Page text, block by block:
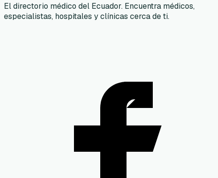
El directorio médico del Ecuador. Encuentra médicos,
especialistas, hospitales y clínicas cerca de ti.